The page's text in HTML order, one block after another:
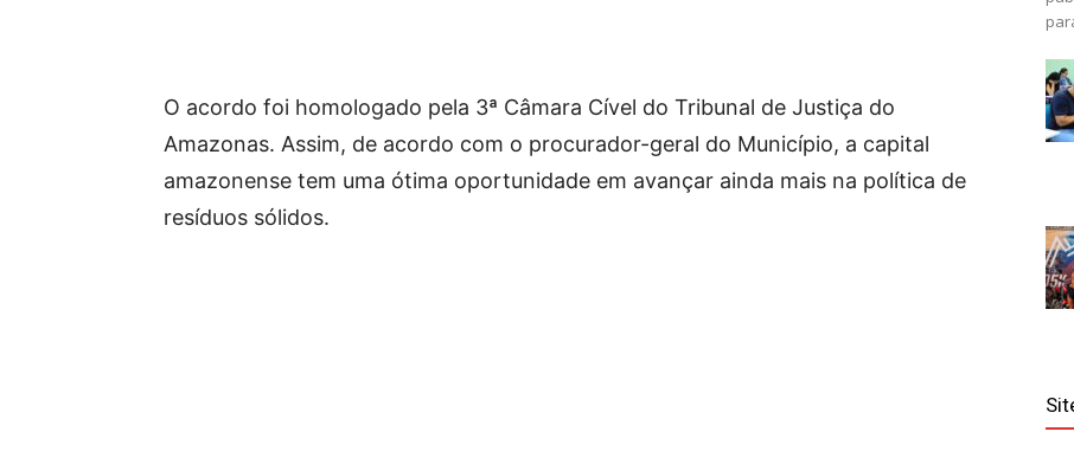
O acordo foi homologado pela 3ª Câmara Cível do Tribunal de Justiça do
Amazonas. Assim, de acordo com o procurador-geral do Município, a capital
amazonense tem uma ótima oportunidade em avançar ainda mais na política de
resíduos sólidos.